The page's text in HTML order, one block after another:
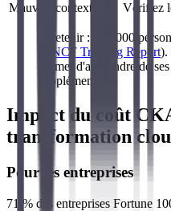
Mauvais contexte
Vérifiez
À retenir : 104 000
CNCF Training Report).
permet d'apprendre de
supplémentaire.
Impact du coût
transformation
Pour les entreprises
71 % des entreprises Fortune